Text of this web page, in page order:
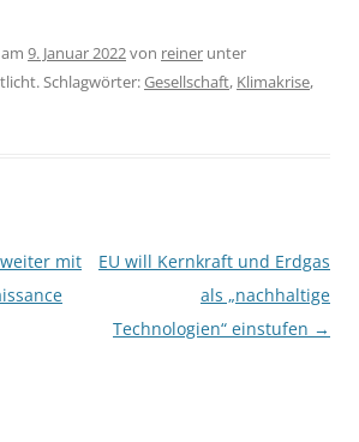
9. Januar 2022von reiner unter
Schlagwörter:Gesellschaft, Klimakrise,
mit
EU will Kernkraft und Erdgas
als „nachhaltige
Technologien“ einstufen →